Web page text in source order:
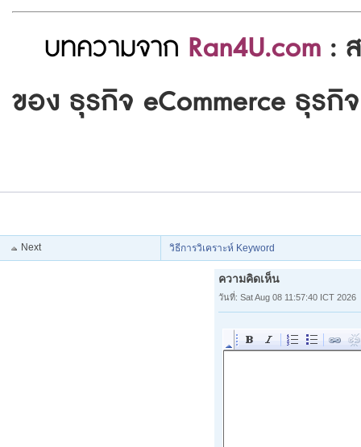
บทความจาก Ran4U.com :
ของ ธุรกิจ eCommerce ธุรกิ
Next วิธีการวิเคราะห์ Keyword
ความคิดเห็น
วันที่: Sat Aug 08 11:57:40 ICT 2026